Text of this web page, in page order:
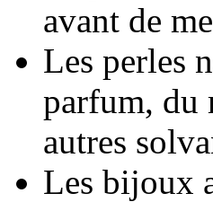
avant de
Les perles
parfum, du
autres
Les bijoux